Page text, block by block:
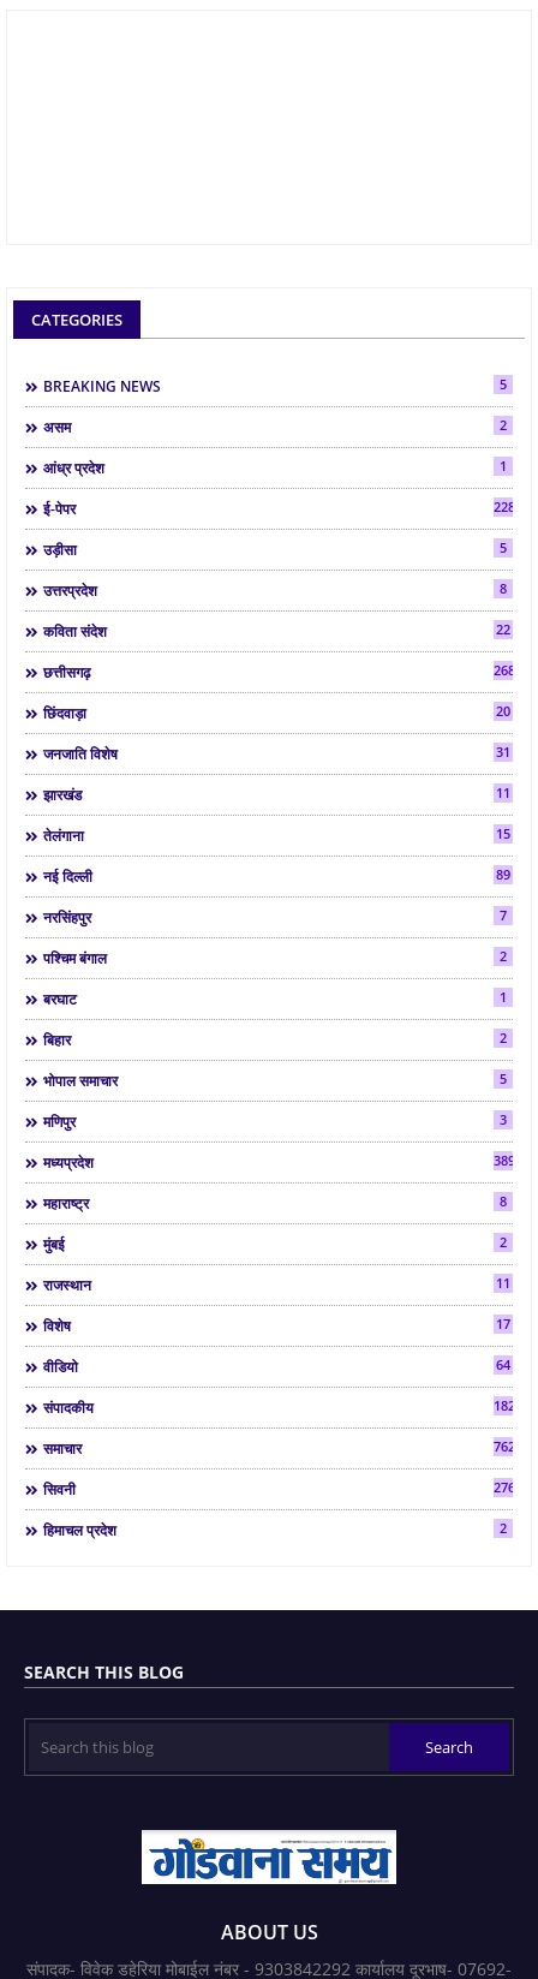
CATEGORIES
BREAKING NEWS 5
असम 2
आंध्र प्रदेश 1
ई-पेपर 2286
उड़ीसा 5
उत्तरप्रदेश 8
कविता संदेश 22
छत्तीसगढ़ 268
छिंदवाड़ा 20
जनजाति विशेष 31
झारखंड 11
तेलंगाना 15
नई दिल्ली 89
नरसिंहपुर 7
पश्चिम बंगाल 2
बरघाट 1
बिहार 2
भोपाल समाचार 5
मणिपुर 3
मध्यप्रदेश 3892
महाराष्ट्र 8
मुंबई 2
राजस्थान 11
विशेष 17
वीडियो 64
संपादकीय 182
समाचार 7624
सिवनी 2763
हिमाचल प्रदेश 2
SEARCH THIS BLOG
ABOUT US
संपादक- विवेक डहेरिया मोबाईल नंबर - 9303842292 कार्यालय दूरभाष- 07692-